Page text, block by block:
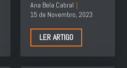
Ana Bela Cabral
15 de Novembro, 2023
LER ARTIGO